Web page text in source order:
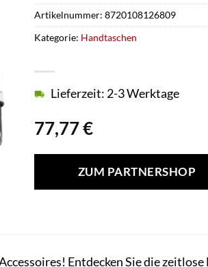
77,77€
Lieferzeit: 2-3 Werktage
ZUM PARTNERSHOP
Artikelnummer:8720108126809
Kategorie: Handtaschen
Entdecken Sie die zeitlose